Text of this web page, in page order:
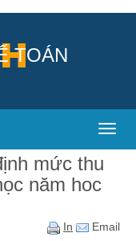
TOÁN
mức thu
năm hoc
In Email